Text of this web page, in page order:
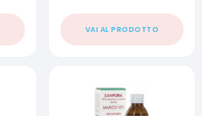
VAI AL PRODOTTO